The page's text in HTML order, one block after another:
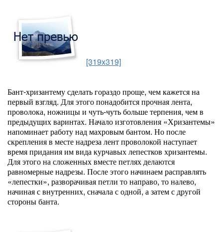
[319x319]
Бант-хризантему сделать гораздо проще, чем кажется на
первый взгляд. Для этого понадобится прочная лента,
проволока, ножницы и чуть-чуть больше терпения, чем в
предыдущих варинтах. Начало изготовления «Хризантемы»
напоминает работу над махровым бантом. Но после
скрепления в месте надреза лент проволокой наступает
время придания им вида курчавых лепестков хризантемы.
Для этого на сложенных вместе петлях делаются
равномерные надрезы. После этого начинаем расправлять
«лепестки», разворачивая петли то направо, то налево,
начиная с внутренних, сначала с одной, а затем с другой
стороны банта.